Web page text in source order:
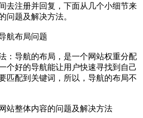
去注册并回复，下面从几个小细节来
问题及解决方法。
布局问题
导航的布局，是一个网站权重分配
个好的导航能让用户快速寻找到自己
匹配到关键词，所以，导航的布局不
整体内容的问题及解决方法